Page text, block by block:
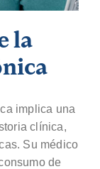
la
implica una
clínica,
Su médico
de